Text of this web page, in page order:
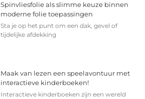
Spinvliesfolie als slimme keuze binnen
moderne folie toepassingen
Sta je op het punt om een dak, gevel of
tijdelijke afdekking
Maak van lezen een speelavontuur met
interactieve kinderboeken!
Interactieve kinderboeken zijn een wereld